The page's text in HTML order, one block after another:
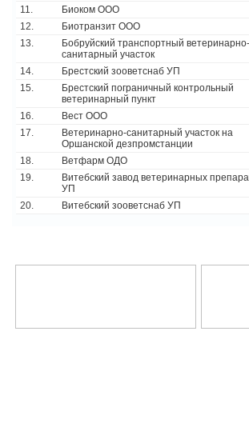
11.
Биоком ООО
12.
Биотранзит ООО
13.
Бобруйский транспортный ветеринарно-
санитарный участок
14. Брестский зооветснаб УП
15.
Брестский пограничный контрольный
ветеринарный пункт
16. Вест ООО
17.
Ветеринарно-санитарный участок на
Оршанской дезпромстанции
18.
Ветфарм ОДО
19.
Витебский завод ветеринарных
УП
20. Витебский зооветснаб УП